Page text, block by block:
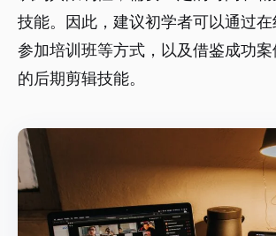
技能。因此，建议初学者可以通过在
参加培训班等方式，以及借鉴成功
的后期剪辑技能。